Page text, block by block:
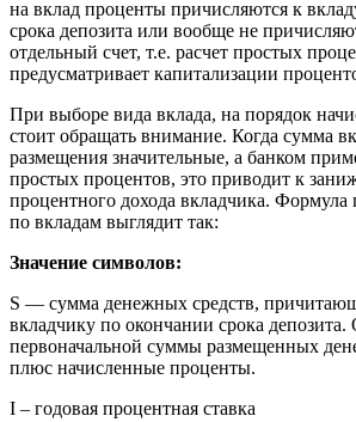
на вклад проценты причисляются к
срока депозита или вообще не
отдельный счет, т.е. расчет простых
предусматривает капитализации
При выборе вида вклада, на порядок
стоит обращать внимание. Когда сумма
размещения значительные, а банком
простых процентов, это приводит к
процентного дохода вкладчика. Формула
по вкладам выглядит так:
Значение символов:
S — сумма денежных средств,
вкладчику по окончании срока депозита.
первоначальной суммы размещенных
плюс начисленные проценты.
I – годовая процентная ставка